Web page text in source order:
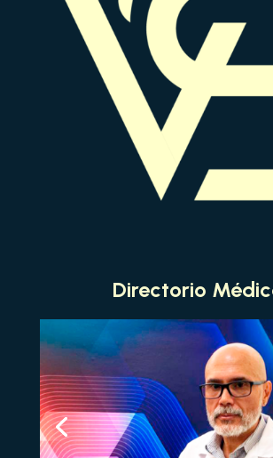
Directorio